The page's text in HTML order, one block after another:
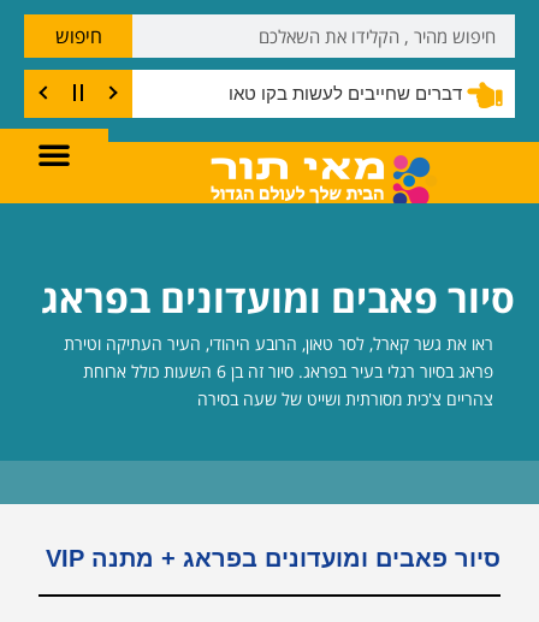
דברים שחייבים לעשות בקו טאו
חיפוש
סיור פאבים ומועדונים בפראג
ראו את גשר קארל, לסר טאון, הרובע היהודי, העיר העתיקה וטירת
פראג בסיור רגלי בעיר בפראג. סיור זה בן 6 השעות כולל ארוחת
צהריים צ'כית מסורתית ושייט של שעה בסירה
סיור פאבים ומועדונים בפראג + מתנה VIP